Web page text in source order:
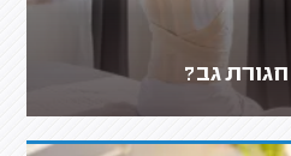
גב?